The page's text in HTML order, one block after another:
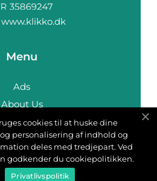
www.klikko.dk
Menu
Ads
About Us
Cookies
Contact
Sitemap
cookies til at huske dine
personalisering af indhold og
deles med tredjepart. Ved
godkender du cookiepolitikken.
Privatlivspolitik